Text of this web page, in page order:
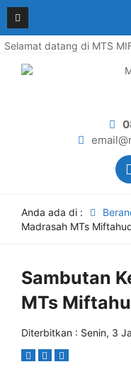
datang di MTS
Anda ada di :
Madrasah MTs
Sambutan
MTs
Diterbitkan : Senin, 3